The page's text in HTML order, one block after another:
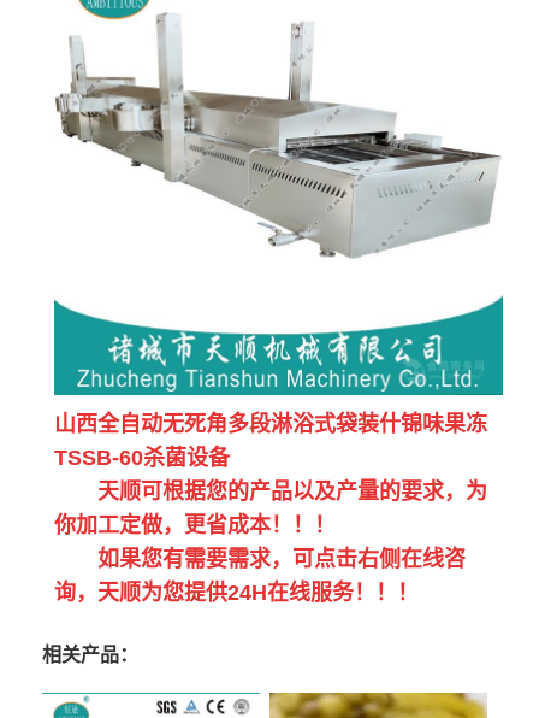
山西全自动无死角多段淋浴式袋装什锦味果冻
TSSB-60杀菌设备
天顺可根据您的产品以及产量的要求，为
你加工定做，更省成本！！！
如果您有需要需求，可点击右侧在线咨
询，天顺为您提供24H在线服务！！！
相关产品：